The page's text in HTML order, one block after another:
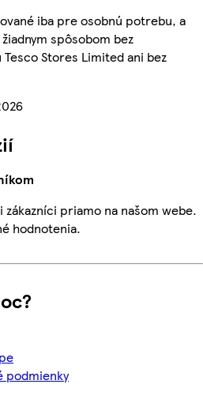
iba pre osobnú potrebu, a
spôsobom bez
Stores Limited ani bez
priamo na našom webe.
hodnotenia.
podmienky